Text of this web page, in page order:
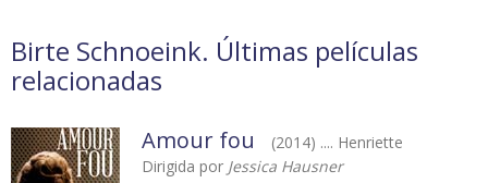
Birte Schnoeink. Últimas películas
relacionadas
Amour fou
(2014) .... Henriette
Dirigida por Jessica Hausner